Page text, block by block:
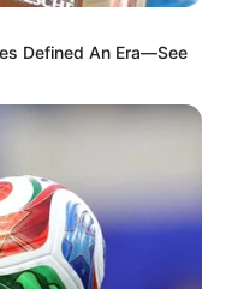
Defined An Era—See